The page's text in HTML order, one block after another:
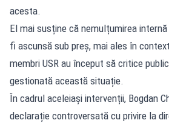
acesta.
El mai susține că nemulțumirea
fi ascunsă sub preș, mai ales în
membri USR au început să critice
gestionată această situație.
În cadrul aceleiași intervenții, Bogdan
declarație controversată cu privire la